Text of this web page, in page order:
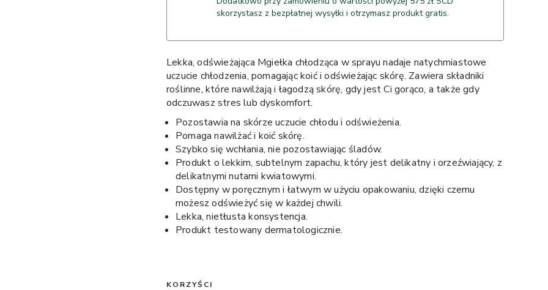
skorzystasz z bezpłatnej wysyłki i otrzymasz produkt gratis.
Lekka, odświeżająca Mgiełka chłodząca w sprayu nadaje natychmiastowe
uczucie chłodzenia, pomagając koić i odświeżając skórę. Zawiera składniki
roślinne, które nawilżają i łagodzą skórę, gdy jest Ci gorąco, a także gdy
odczuwasz stres lub dyskomfort.
Pozostawia na skórze uczucie chłodu i odświeżenia.
Pomaga nawilżać i koić skórę.
Szybko się wchłania, nie pozostawiając śladów.
Produkt o lekkim, subtelnym zapachu, który jest delikatny i orzeźwiający, z
delikatnymi nutami kwiatowymi.
Dostępny w poręcznym i łatwym w użyciu opakowaniu, dzięki czemu
możesz odświeżyć się w każdej chwili.
Lekka, nietłusta konsystencja.
Produkt testowany dermatologicznie.
KORZYŚCI